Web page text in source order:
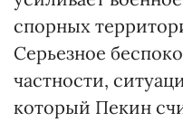
спорных
Серьезное
частности,
который Пекин